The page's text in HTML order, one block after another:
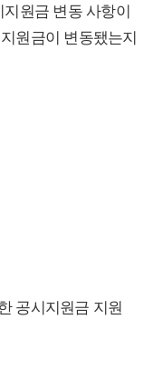
원금 변동 사항이
원금이 변동됐는지
공시지원금 지원